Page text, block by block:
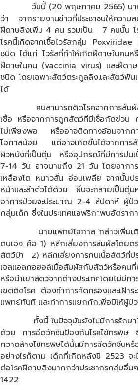
วันนี้ (20 พฤษภาคม 2565) นายแ
ว่า จากรายงานข่าวที่ประชาชนให้ควา
ฝีดาษลิงเพิ่ม 4 คน รวมเป็น 7 คนนั้น โร
โรคนี้เกิดจากเชื้อไวรัสกลุ่ม
ชนิด ได้แก่ ไวรัสที่ทำให้เกิดฝีดาษในคน
ฝีดาษในคน (vaccinia virus) และฝีดา
ชนิด โดยเฉพาะสัตว์ตระกูลลิงและสัตว์ฟั
ได้
คนสามารถติดโรคจากการสัมผัสโ
เชื้อ หรือจากการถูกสัตว์ที่มีเชื้อกัดข่วน
ไม่เพียงพอ หรืออาจติดทางอ้อมจาก
โอกาสน้อย แต่อาจเกิดขึ้นได้จากการสั
ผิวหนังที่เป็นตุ่ม หรืออุปกรณ์ที่มีการปนเ
7-14 วัน อาจนานถึง 21 วัน โดยอากา
เหลืองโต หนาวสั่น อ่อนเพลีย จากนั้นป
หน้าและลำตัวได้ด้วย ผื่นจะกลายเป็นตุ่
อาการป่วยจะประมาณ 2-4 สัปดาห์ ผู้ป่ว
กลุ่มเด็ก ซึ่งในประเทศแอฟริกาพบอัตราก
นายแพทย์โอภาส กล่าวเพิ่มเติมว่
ตนเอง คือ 1) หลีกเลี่ยงการสัมผัสโดย
สัตว์ป่า 2) หลีกเลี่ยงการกินเนื้อสัตว์ที่
เจลแอลกอฮอล์เมื่อสัมผัสกับสัตว์หรือคน
หรือนำเข้าสัตว์จากต่างประเทศโดยไม่มี
เขตติดโรค ต้องทำการคัดกรองและเฝ้
แพทย์ทันที และทำการแยกกักเพื่อมิให้ผู้ป่
ทั้งนี้ ในปัจจุบันยังไม่มีการรักษาโรค
ด้วย การฉีดวัคซีนป้องกันโรคไข้ทรพิษ
กวาดล้างไข้ทรพิษได้นั้นมีการฉีดวัคซีน
อย่างไรก็ตาม เด็กที่เกิดหลังปี 2523 จ
ต่อโรคฝีดาษลิงมากกว่าประชากรกลุ่มอื่
1422